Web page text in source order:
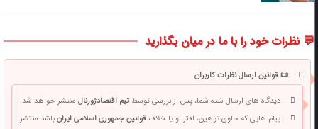
💬 نظرات خود را با ما در میان بگذارید
📜 قوانین ارسال نظرات کاربران
دیدگاه های ارسال شده شما، پس از بررسی توسطتیم اقتصادژورنالمنتشر خواهد شد.
پیام هایی که حاوی توهین، افترا و یا خلافقوانین جمهوری اسلامی ایرانباشد منتشر